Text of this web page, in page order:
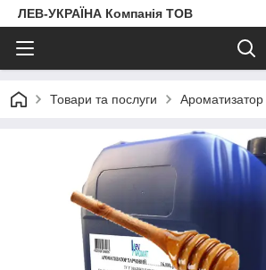
ЛЕВ-УКРАЇНА Компанія ТОВ
Товари та послуги